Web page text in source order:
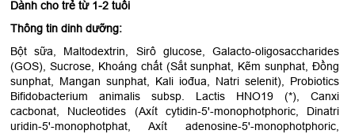
Dành cho trẻ từ 1-2 tuổi
Thông tin dinh dưỡng:
Bột sữa, Maltodextrin, Sirô glucose, Galacto-oligosaccharides
(GOS), Sucrose, Khoáng chất (Sắt sunphat, Kẽm sunphat, Đồng
sunphat, Mangan sunphat, Kali iođua, Natri selenit), Probiotics
Bifidobacterium animalis subsp. Lactis HNO19 (*), Canxi
cacbonat, Nucleotides (Axít cytidin-5'-monophotphoric, Dinatri
uridin-5'-monophotphat, Axít adenosine-5'-monophotphoric,